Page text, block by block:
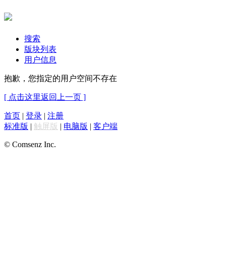
搜索
版块列表
用户信息
抱歉，您指定的用户空间不存在
[ 点击这里返回上一页 ]
首页 | 登录 | 注册
标准版 | 触屏版 | 电脑版 | 客户端
© Comsenz Inc.